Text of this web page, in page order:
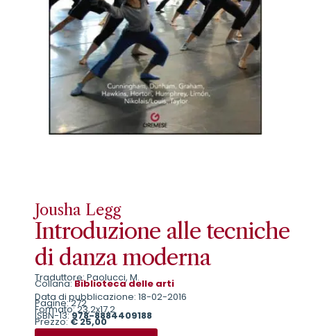
Jousha Legg
Introduzione alle tecniche
di danza moderna
Traduttore: Paolucci, M.
Collana:Biblioteca delle arti
Data di pubblicazione: 18-02-2016
Pagine: 272
Formato: 23,2x17,2
ISBN-13:978-8884409188
Prezzo:€ 25,00